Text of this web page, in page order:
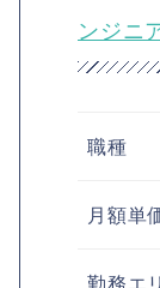
ンジニ
職種
月額単